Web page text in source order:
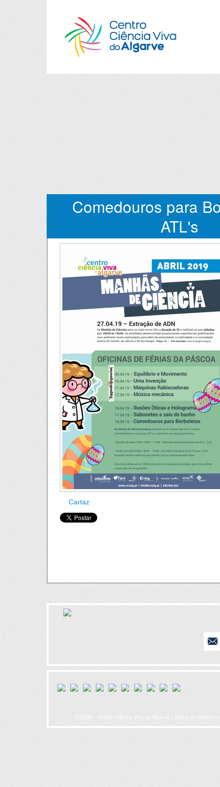
Comedouros para
ATL's
Cartaz
© 2026 - Centro Ciência Viva do Algarve | Todos os direitos